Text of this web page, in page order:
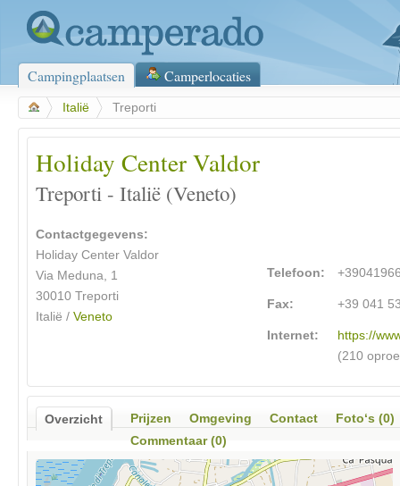
Campingplaatsen Camperlocaties
Italië Treporti
Holiday Center Valdor
Treporti - Italië (Veneto)
Contactgegevens:
Holiday Center Valdor
Via Meduna, 1
30010 Treporti
Italië / Veneto
Telefoon:
Fax: +39 041
Internet:
https://
(210
Overzicht Prijzen Omgeving Contact
Foto‘s (0)
Commentaar (0)